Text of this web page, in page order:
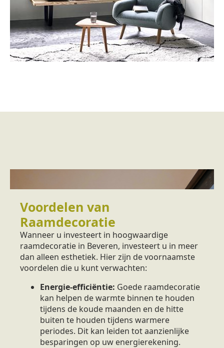
Voordelen van
Raamdecoratie
Wanneer u investeert in hoogwaardige
raamdecoratie in Beveren, investeert u in meer
dan alleen esthetiek. Hier zijn de voornaamste
voordelen die u kunt verwachten:
Energie-efficiëntie: Goede raamdecoratie
kan helpen de warmte binnen te houden
tijdens de koude maanden en de hitte
buiten te houden tijdens warmere
periodes. Dit kan leiden tot aanzienlijke
besparingen op uw energierekening.